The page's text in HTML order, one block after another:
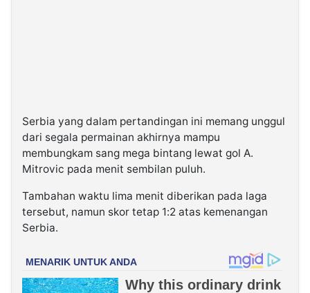
Serbia yang dalam pertandingan ini memang unggul
dari segala permainan akhirnya mampu
membungkam sang mega bintang lewat gol A.
Mitrovic pada menit sembilan puluh.
Tambahan waktu lima menit diberikan pada laga
tersebut, namun skor tetap 1:2 atas kemenangan
Serbia.